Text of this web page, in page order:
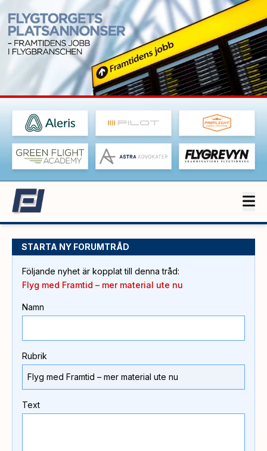
STARTA NY FORUMTRÅD
Följande nyhet är kopplat till denna tråd:
Flyg med Framtid – mer material ute nu
Namn
Rubrik
Text